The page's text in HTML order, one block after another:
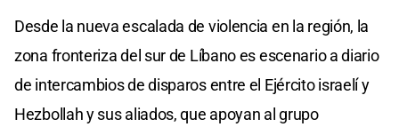
Desde la nueva escalada de violencia en la región, la
zona fronteriza del sur de Líbano es escenario a diario
de intercambios de disparos entre el Ejército israelí y
Hezbollah y sus aliados, que apoyan al grupo